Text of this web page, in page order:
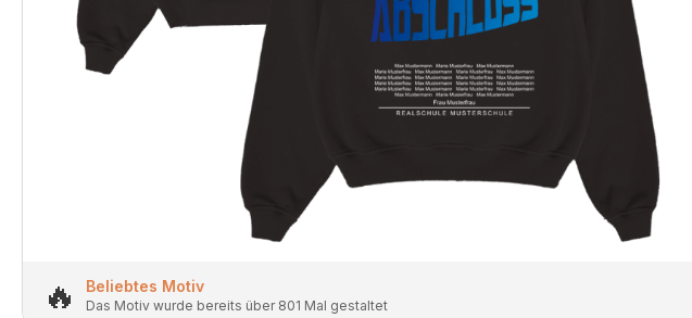
🔥 Beliebtes Motiv
Das Motiv wurde bereits über 801 Mal gestaltet